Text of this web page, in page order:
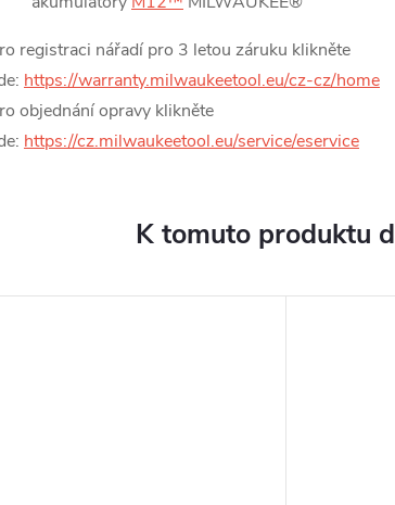
registraci nářadí pro 3 letou záruku klikněte
https://warranty.milwaukeetool.eu/cz-cz/home
objednání opravy klikněte
https://cz.milwaukeetool.eu/service/eservice
K tomuto produktu